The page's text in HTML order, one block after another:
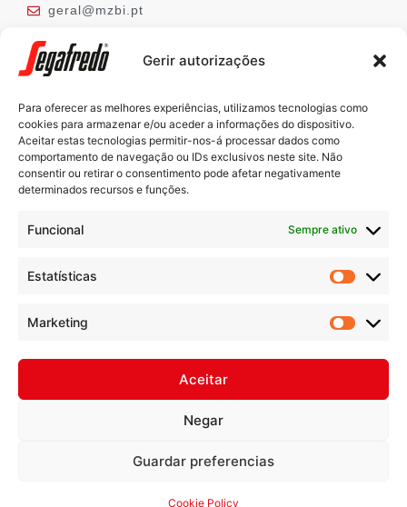
Gerir autorizações
Para oferecer as melhores experiências, utilizamos tecnologias como
cookies para armazenar e/ou aceder a informações do dispositivo.
Aceitar estas tecnologias permitir-nos-á processar dados como
comportamento de navegação ou IDs exclusivos neste site. Não
consentir ou retirar o consentimento pode afetar negativamente
determinados recursos e funções.
Funcional Sempre ativo
Estatísticas
Marketing
Aceitar
Negar
Guardar preferencias
Cookie Policy
geral@mzbi.pt
(*) chamada para a rede fixa nacional
SEGAFREDO
Home
Café em Casa
Café Profissional
Sobre Nós